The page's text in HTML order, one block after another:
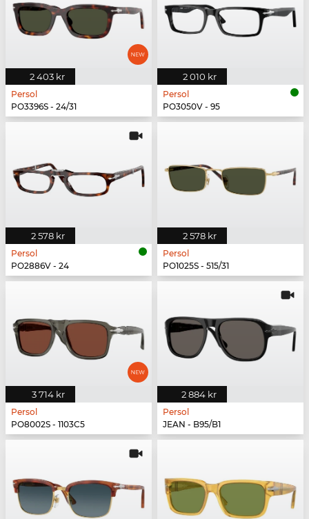
2 403 kr
Persol
PO3396S - 24/31
2 010 kr
Persol
PO3050V - 95
2 578 kr
Persol
PO2886V - 24
2 578 kr
Persol
PO1025S - 515/31
3 714 kr
Persol
PO8002S - 1103C5
2 884 kr
Persol
JEAN - B95/B1